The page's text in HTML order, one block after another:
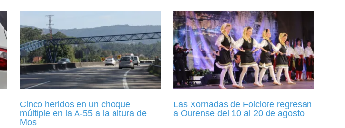
Cinco heridos en un choque
múltiple en la A-55 a la altura de
Mos
Las Xornadas de Folclore regresan
a Ourense del 10 al 20 de agosto